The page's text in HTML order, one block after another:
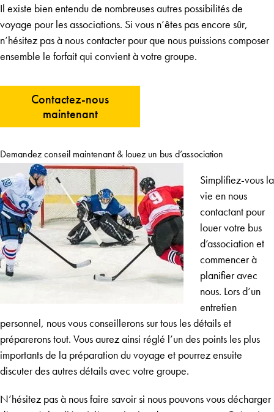
Il existe bien entendu de nombreuses autres possibilités de
voyage pour les associations. Si vous n’êtes pas encore sûr,
n’hésitez pas à nous contacter pour que nous puissions composer
ensemble le forfait qui convient à votre groupe.
Contactez-nous
maintenant
Demandez conseil maintenant & louez un bus d’association
Simplifiez-vous la
vie en nous
contactant pour
louer votre bus
d’association et
commencer à
planifier avec
nous. Lors d’un
entretien
personnel, nous vous conseillerons sur tous les détails et
préparerons tout. Vous aurez ainsi réglé l’un des points les plus
importants de la préparation du voyage et pourrez ensuite
discuter des autres détails avec votre groupe.
N’hésitez pas à nous faire savoir si nous pouvons vous décharger